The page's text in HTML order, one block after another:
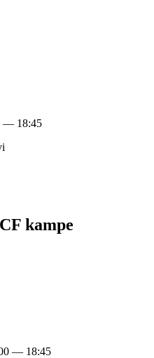
— 18:45
kampe
— 18:45